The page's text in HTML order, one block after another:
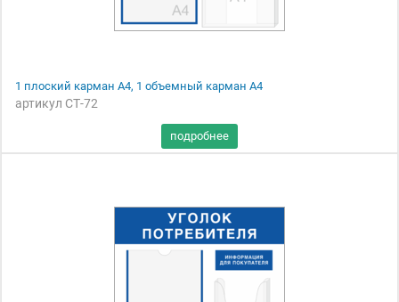
1 плоский карман А4, 1 объемный карман А4
артикул СТ-72